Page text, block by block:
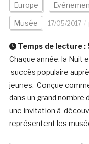
Europe
Musée 17/05/2017
Temps de lecture :
Chaque année, la Nuit
succès populaire
jeunes. Conçue
dans un grand
une invitation à
représentent les